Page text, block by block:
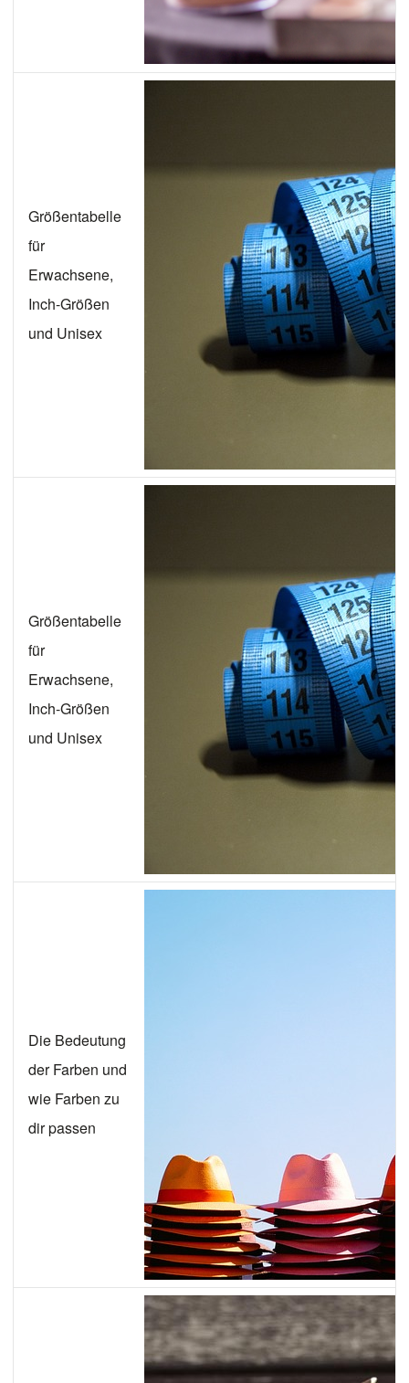
Größentabelle
für
Erwachsene,
Inch-Größen
und Unisex
Größentabelle
für
Erwachsene,
Inch-Größen
und Unisex
Die Bedeutung
der Farben und
wie Farben zu
dir passen